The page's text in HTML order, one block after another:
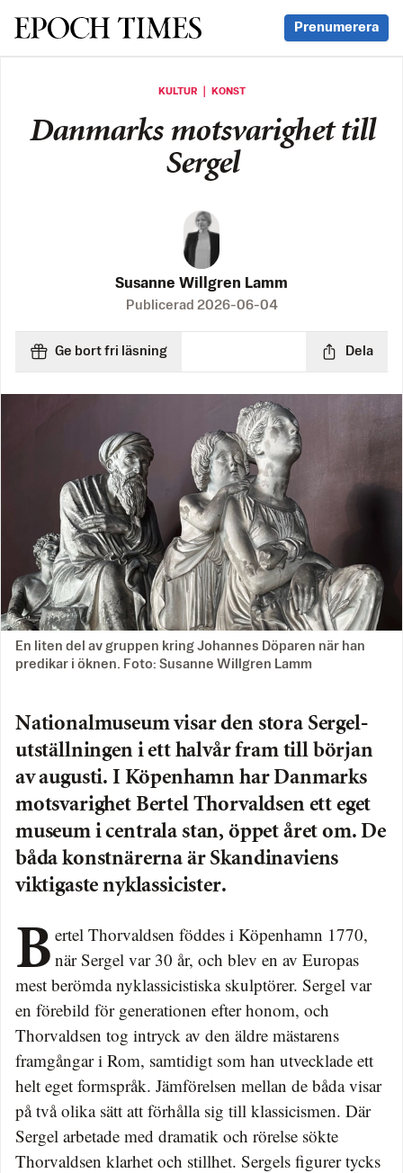
Svenska Epoch Times Prenumerera
KULTUR ｜ KONST
Danmarks motsvarighet till
Sergel
Susanne Willgren Lamm
Publicerad 2026-06-04
Ge bort fri läsning Dela
En liten del av gruppen kring Johannes Döparen när han
predikar i öknen. Foto: Susanne Willgren Lamm
Nationalmuseum visar den stora Sergel­
utställningen i ett halvår fram till början
av augusti. I Köpenhamn har Danmarks
motsvarighet Bertel Thorvaldsen ett eget
museum i centrala stan, öppet året om. De
båda konstnärerna är Skandinaviens
viktigaste nyklassicister.
Bertel Thorvaldsen föddes i Köpenhamn 1770, när Sergel var 30 år, och blev en av Europas
mest berömda nyklassicistiska skulptörer. Sergel var
en förebild för generationen efter honom, och
Thorvaldsen tog intryck av den äldre mästarens
framgångar i Rom, samtidigt som han utvecklade ett
helt eget formspråk. Jämförelsen mellan de båda visar
på två olika sätt att förhålla sig till klassicismen. Där
Sergel arbetade med dramatik och rörelse sökte
Thorvaldsen klarhet och stillhet. Sergels figurer tycks